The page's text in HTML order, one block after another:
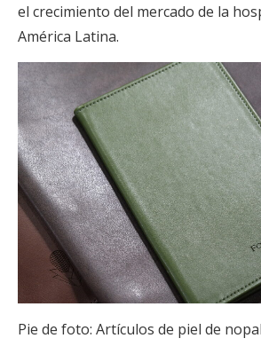
el crecimiento del mercado de la
América Latina.
Pie de foto: Artículos de piel de nopal